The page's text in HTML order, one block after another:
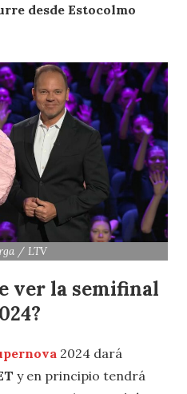
desde Estocolmo
/ LTV
ver la semifinal
2024 dará
y en principio tendrá